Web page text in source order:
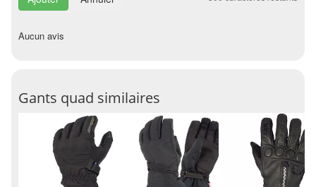
Aucun avis
Gants quad similaires